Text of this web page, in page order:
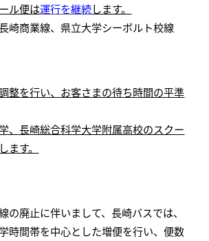
ル便は運行を継続します。
商業線、県立大学シーボルト校線
整を行い、お客さまの待ち時間の平準
、長崎総合科学大学附属高校のスクー
します。
の廃止に伴いまして、長崎バスでは、
時間帯を中心とした増便を行い、便数